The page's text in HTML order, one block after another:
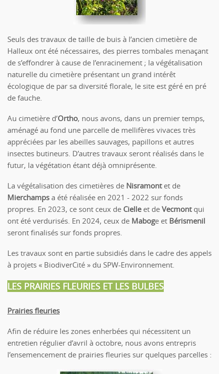
Seuls des travaux de taille de buis à l’ancien cimetière de
Halleux ont été nécessaires, des pierres tombales menaçant
de s’effondrer à cause de l’enracinement ; la végétalisation
naturelle du cimetière présentant un grand intérêt
écologique de par sa diversité florale, le site est géré en pré
de fauche.
Au cimetière d’Ortho, nous avons, dans un premier temps,
aménagé au fond une parcelle de mellifères vivaces très
appréciées par les abeilles sauvages, papillons et autres
insectes butineurs. D’autres travaux seront réalisés dans le
futur, la végétation étant déjà omniprésente.
La végétalisation des cimetières de Nisramontet de
Mierchamps a été réalisée en 2021 - 2022 sur fonds
propres. En 2023, ce sont ceux de Cielleet de Vecmontqui
ont été verdurisés. En 2024, ceux de Maboge et Bérismenil
seront finalisés sur fonds propres.
Les travaux sont en partie subsidiés dans le cadre des appels
à projets « BiodiverCité » du SPW-Environnement.
LES PRAIRIES FLEURIES ET LES BULBES
Prairies fleuries
Afin de réduire les zones enherbées qui nécessitent un
entretien régulier d’avril à octobre, nous avons entrepris
l’ensemencement de prairies fleuries sur quelques parcelles :